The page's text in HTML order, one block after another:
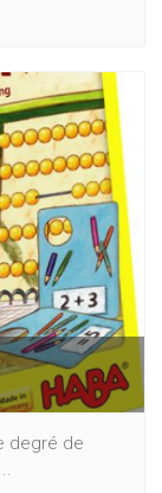
degré de